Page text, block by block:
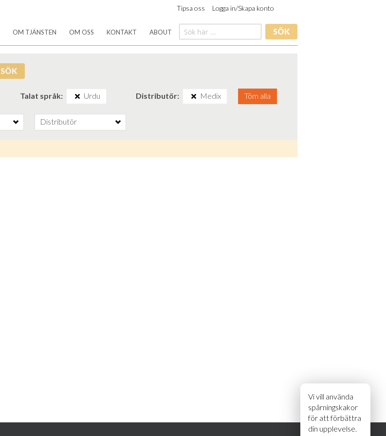
Vi vill använda
spårningskakor
för att förbättra
din upplevelse.
Tipsa oss Logga in/Skapa konto
OM TJÄNSTEN OM OSS KONTAKT ABOUT SÖK
SÖK
Talat språk Urdu Distributör Medix Töm alla
Distributör